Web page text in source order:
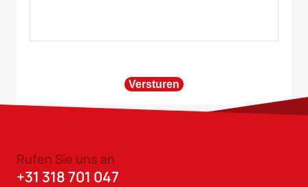
Versturen
Rufen Sie uns an
+31 318 701 047